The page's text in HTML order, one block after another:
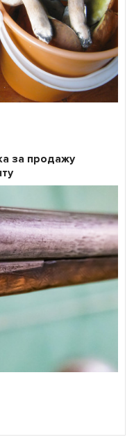
за продажу